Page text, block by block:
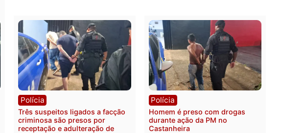
Polícia
Policiais militares recuperam
moto furtada e prendem trio na
zona Leste
Jovem é encontrado
Rua dos Cravos e caso é
investigado pela polícia